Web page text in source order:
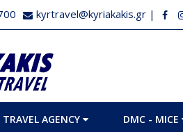
kyrtravel@kyriakakis.gr |
TRAVEL AGENCY DMC - MICE